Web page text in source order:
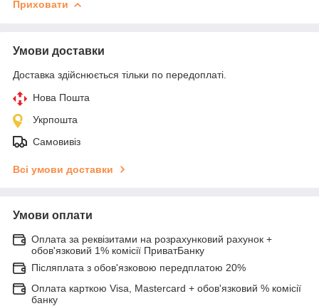
Приховати
Умови доставки
Доставка здійснюється тільки по передоплаті.
Нова Пошта
Укрпошта
Самовивіз
Всі умови доставки
Умови оплати
Оплата за реквізитами на розрахунковий рахунок +
обов'язковий 1% комісії ПриватБанку
Післяплата з обов'язковою передплатою 20%
Оплата карткою Visa, Mastercard + обов'язковий % комісії
банку